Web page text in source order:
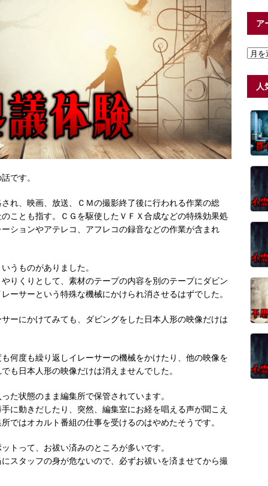
です。
れ、映画、放送、ＣＭの撮影終了後に行われる作業の総
ことも指す。ＣＧを駆使したＶＦＸ合成などの特殊効果処
ションやアテレコ、アフレコの録音などの作業が含まれ
うものがありました。
りくりとして、素材のテープの内容を別のテープにダビン
ーサーという特殊な機械にかけられ消させるはずでした。
ーにかけてみても、ダビングをした日本人形の映像だけは
何度も繰り返しイレーサーの機械をかけたり、他の映像を
も日本人形の映像だけは消えませんでした。
た状態のまま編集所で保管されています。
に動きだしたり、突然、編集室にお経を唱える声が聞こえ
ではオカルト番組の仕事を受けるのはやめたそうです。
トって、お祓い済みのところが多いです。
スタッフの身が危ないので、必ずお祓いを済ませてから撮
ア
人